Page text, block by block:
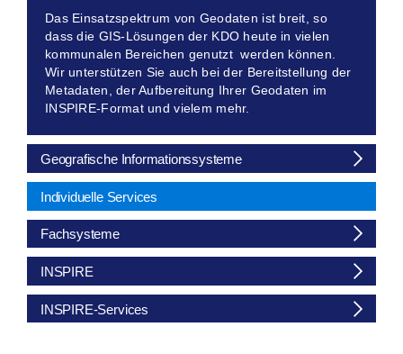
Das Einsatzspektrum von Geodaten ist breit, so
dass die GIS-Lösungen der KDO heute in vielen
kommunalen Bereichen genutzt werden können.
Wir unterstützen Sie auch bei der Bereitstellung der
Metadaten, der Aufbereitung Ihrer Geodaten im
INSPIRE-Format und vielem mehr.
Geografische Informationssysteme
Individuelle Services
Fachsysteme
INSPIRE
INSPIRE-Services